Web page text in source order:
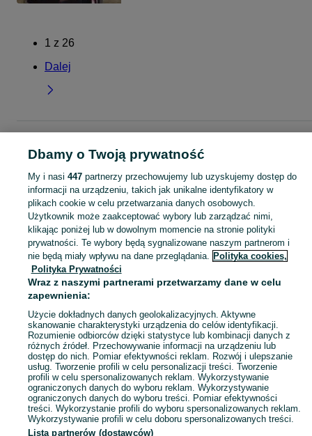
1 z 26
Dalej
Mazowieckie
Kasety audio - Radom
KATEGORIA
Zobacz
Mapa kategorii
Mapa miejscowości
Mapa ministron
Popularne wyszukiwania
Dbamy o Twoją prywatność
My i nasi 447partnerzy przechowujemy lub uzyskujemy dostęp do
informacji na urządzeniu, takich jak unikalne identyfikatory w
plikach cookie w celu przetwarzania danych osobowych.
Użytkownik może zaakceptować wybory lub zarządzać nimi,
klikając poniżej lub w dowolnym momencie na stronie polityki
prywatności. Te wybory będą sygnalizowane naszym partnerom i
nie będą miały wpływu na dane przeglądania. Polityka cookies,
Polityka Prywatności
Wraz z naszymi partnerami przetwarzamy dane w celu
zapewnienia:
Użycie dokładnych danych geolokalizacyjnych. Aktywne
skanowanie charakterystyki urządzenia do celów identyfikacji.
Rozumienie odbiorców dzięki statystyce lub kombinacji danych z
różnych źródeł. Przechowywanie informacji na urządzeniu lub
dostęp do nich. Pomiar efektywności reklam. Rozwój i ulepszanie
usług. Tworzenie profili w celu personalizacji treści. Tworzenie
profili w celu spersonalizowanych reklam. Wykorzystywanie
ograniczonych danych do wyboru reklam. Wykorzystywanie
ograniczonych danych do wyboru treści. Pomiar efektywności
treści. Wykorzystanie profili do wyboru spersonalizowanych reklam.
Wykorzystywanie profili w celu doboru spersonalizowanych treści.
Lista partnerów (dostawców)